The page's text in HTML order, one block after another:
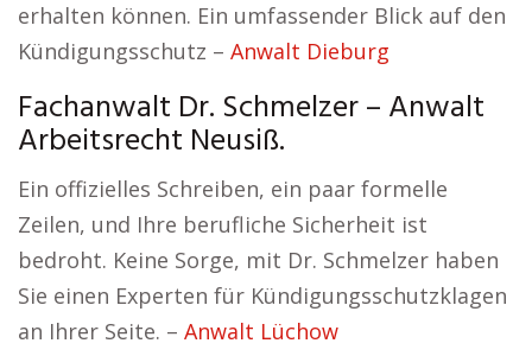
erhalten können. Ein umfassender Blick auf den
Kündigungsschutz – Anwalt Dieburg
Fachanwalt Dr. Schmelzer – Anwalt
Arbeitsrecht Neusiß.
Ein offizielles Schreiben, ein paar formelle
Zeilen, und Ihre berufliche Sicherheit ist
bedroht. Keine Sorge, mit Dr. Schmelzer haben
Sie einen Experten für Kündigungsschutzklagen
an Ihrer Seite. – Anwalt Lüchow